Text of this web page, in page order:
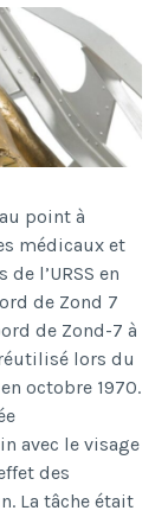
point à
médicaux et
l’URSS en
de Zond 7
de Zond-7 à
lors du
octobre 1970.
avec le visage
des
La tâche était